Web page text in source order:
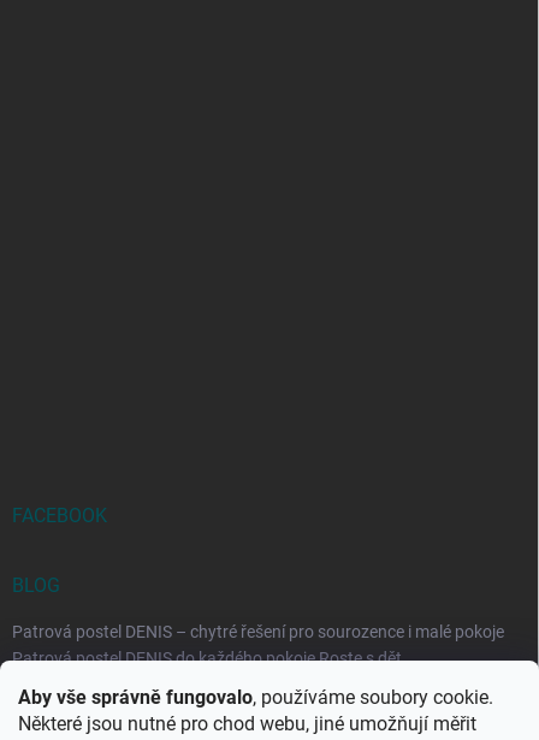
Aby vše správně fungovalo, používáme soubory cookie.
Některé jsou nutné pro chod webu, jiné umožňují měřit
FACEBOOK
BLOG
Patrová postel DENIS – chytré řešení pro sourozence i malé pokoje
Patrová postel DENIS do každého pokoje Roste s dět...
Rozkládací postele RELAX – ideální řešení pro malé prostory i
každodenní spaní